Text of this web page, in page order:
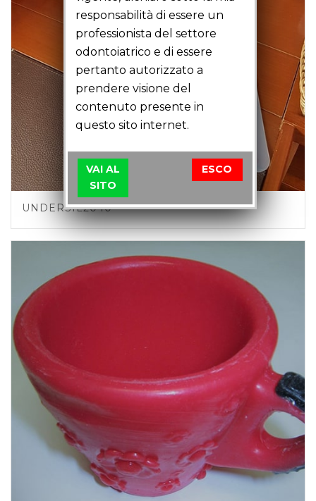
UNDERSIL2040
responsabilità di essere un
professionista del settore
odontoiatrico e di essere
pertanto autorizzato a
prendere visione del
contenuto presente in
questo sito internet.
VAI AL
SITO
ESCO